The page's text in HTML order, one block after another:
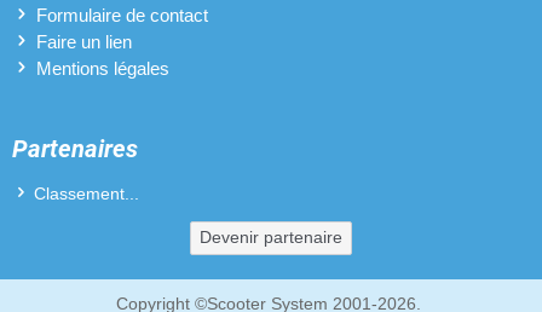
Formulaire de contact
Faire un lien
Mentions légales
Partenaires
Classement...
Devenir partenaire
Copyright ©Scooter System 2001-2026.